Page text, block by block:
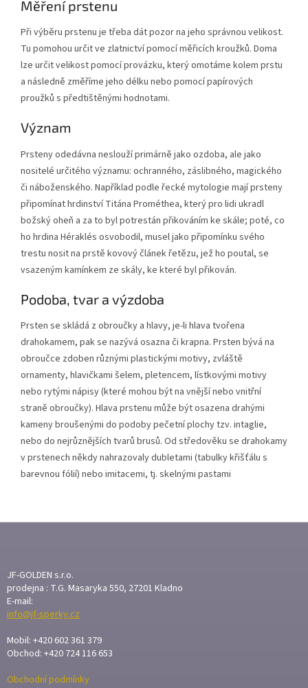
Měření prstenu
Při výběru prstenu je třeba dát pozor na jeho správnou velikost.
Tu pomohou určit ve zlatnictví pomocí měřicích kroužků. Doma
lze určit velikost pomocí provázku, který omotáme kolem prstu
a následně změříme jeho délku nebo pomocí papírových
proužků s předtištěnými hodnotami.
Význam
Prsteny odedávna neslouží primárně jako ozdoba, ale jako
nositelé určitého významu: ochranného, záslibného, magického
či náboženského. Například podle řecké mytologie mají prsteny
připomínat hrdinství Titána Prométhea, který pro lidi ukradl
božský oheň a za to byl potrestán přikováním ke skále; poté, co
ho hrdina Héraklés osvobodil, musel jako připomínku svého
trestu nosit na prstě kovový článek řetězu, jež ho poutal, se
vsazeným kamínkem ze skály, ke které byl přikován.
Podoba, tvar a výzdoba
Prsten se skládá z obroučky a hlavy, je-li hlava tvořena
drahokamem, pak se nazývá osazna či krapna. Prsten bývá na
obroučce zdoben různými plastickými motivy, zvláště
ornamenty, hlavičkami šelem, pletencem, lístkovými motivy
nebo rytými nápisy (které mohou být na vnější nebo vnitřní
straně obroučky). Hlava prstenu může být osazena drahými
kameny broušenými do podoby pečetní plochy tzv. intaglie,
nebo do nejrůznějších tvarů brusů. Od středověku se drahokamy
v prstenech někdy nahrazovaly dubletami (tabulky křišťálu s
barevnou fólií) nebo imitacemi, tj. skelnými pastami
A
T
JF-GOLDEN s.r.o.
prodejna : T.G. Masaryka 550, 27201 Kladno
E-mail:
info@jf-sperky.cz
Mobil: +420 602 361 379
Obchod: +420 724 116 653
Obchodní podmínky